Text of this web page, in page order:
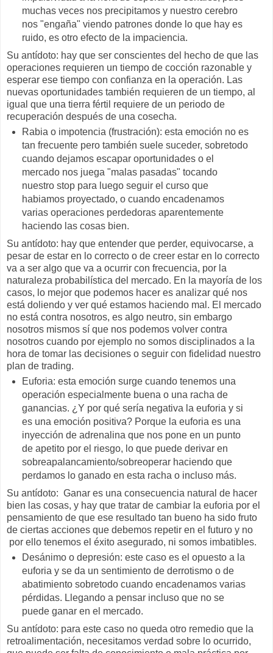
muchas veces nos precipitamos y nuestro cerebro
nos "engaña" viendo patrones donde lo que hay es
ruido, es otro efecto de la impaciencia.
Su antídoto: hay que ser conscientes del hecho de que las
operaciones requieren un tiempo de cocción razonable y
esperar ese tiempo con confianza en la operación. Las
nuevas oportunidades también requieren de un tiempo, al
igual que una tierra fértil requiere de un periodo de
recuperación después de una cosecha.
Rabia o impotencia (frustración): esta emoción no es
tan frecuente pero también suele suceder, sobretodo
cuando dejamos escapar oportunidades o el
mercado nos juega "malas pasadas" tocando
nuestro stop para luego seguir el curso que
habiamos proyectado, o cuando encadenamos
varias operaciones perdedoras aparentemente
haciendo las cosas bien.
Su antídoto: hay que entender que perder, equivocarse, a
pesar de estar en lo correcto o de creer estar en lo correcto
va a ser algo que va a ocurrir con frecuencia, por la
naturaleza probabilística del mercado. En la mayoría de los
casos, lo mejor que podemos hacer es analizar qué nos
está doliendo y ver qué estamos haciendo mal. El mercado
no está contra nosotros, es algo neutro, sin embargo
nosotros mismos sí que nos podemos volver contra
nosotros cuando por ejemplo no somos disciplinados a la
hora de tomar las decisiones o seguir con fidelidad nuestro
plan de trading.
Euforia: esta emoción surge cuando tenemos una
operación especialmente buena o una racha de
ganancias. ¿Y por qué sería negativa la euforia y si
es una emoción positiva? Porque la euforia es una
inyección de adrenalina que nos pone en un punto
de apetito por el riesgo, lo que puede derivar en
sobreapalancamiento/sobreoperar haciendo que
perdamos lo ganado en esta racha o incluso más.
Su antídoto: Ganar es una consecuencia natural de hacer
bien las cosas, y hay que tratar de cambiar la euforia por el
pensamiento de que ese resultado tan bueno ha sido fruto
de ciertas acciones que debemos repetir en el futuro y no
por ello tenemos el éxito asegurado, ni somos imbatibles.
Desánimo o depresión: este caso es el opuesto a la
euforia y se da un sentimiento de derrotismo o de
abatimiento sobretodo cuando encadenamos varias
pérdidas. Llegando a pensar incluso que no se
puede ganar en el mercado.
Su antídoto: para este caso no queda otro remedio que la
retroalimentación, necesitamos verdad sobre lo ocurrido,